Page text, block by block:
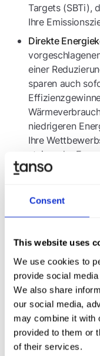
Consent
This website uses
We use cookies to
provide social
We also share
our social media,
may combine it with
provided to them or
of their services.
Targets (SBTi),
Ihre
Direkte
einer
sparen auch
niedrigeren
Ihre
steigender
die
um
und die
So wird
einem
Fördermittel-
übersehener
Finanzierungs-
systematisch